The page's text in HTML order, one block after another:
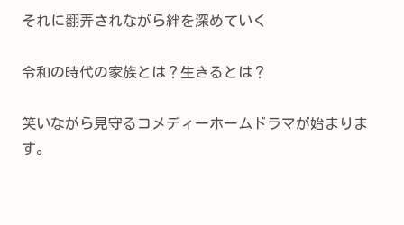
それに翻弄されながら絆を深めていく
令和の時代の家族とは？生きるとは？
笑いながら見守るコメディーホームドラマが始まりま
す。